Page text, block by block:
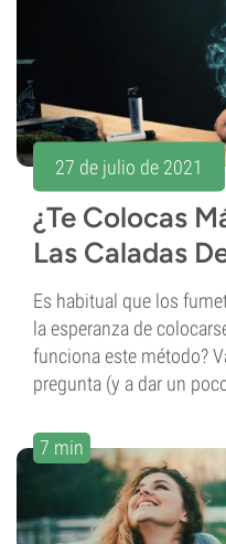
27 de julio de 2021
¿Te Colocas
Las Caladas
Es habitual que los
la esperanza de
funciona este método?
pregunta (y a dar un
7 min